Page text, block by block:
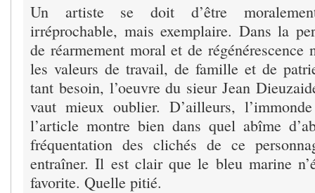
Un artiste se doit d’être
irréprochable, mais exemplaire. Dans la
de réarmement moral et de régénérescence
les valeurs de travail, de famille et de
tant besoin, l’oeuvre du sieur Jean
vaut mieux oublier. D’ailleurs,
l’article montre bien dans quel abîme
fréquentation des clichés de ce
entraîner. Il est clair que le bleu marine
favorite. Quelle pitié.